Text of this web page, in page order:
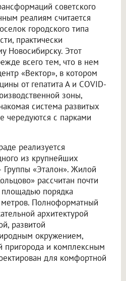
советского
реалиям считается
городского типа
практически
Новосибирску. Этот
всего тем, что в нем
«Вектор», в котором
от гепатита А и COVID-
зоны,
система развитых
чередуются с парками
реализуется
из крупнейших
«Эталон». Жилой
рассчитан почти
площадью порядка
Полноформатный
архитектурой
развитой
окружением,
пригорода и комплексным
для комфортной